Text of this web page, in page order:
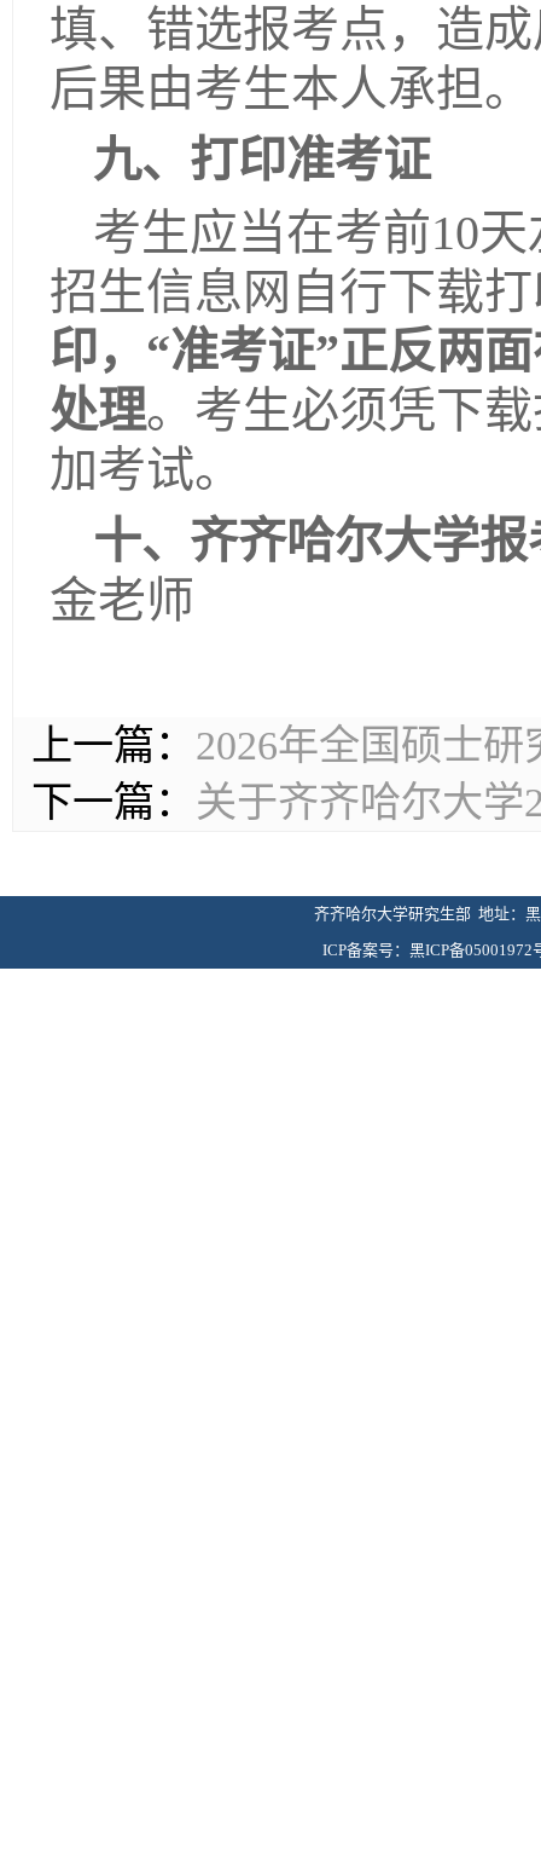
填、错选报考点，造
后果由考生本人承担。
九、打印准考证
考生应当在考前10
招生信息网自行下载
印，“准考证”正反两
处理。考生必须凭下
加考试。
十、齐齐哈尔大学
金老师
上一篇： 2026年全国硕士
下一篇： 关于齐齐哈尔大学
齐齐哈尔大学研究生部 地址：
ICP备案号：黑ICP备05001972